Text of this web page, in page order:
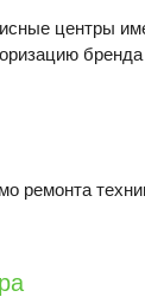
центры
ремонта